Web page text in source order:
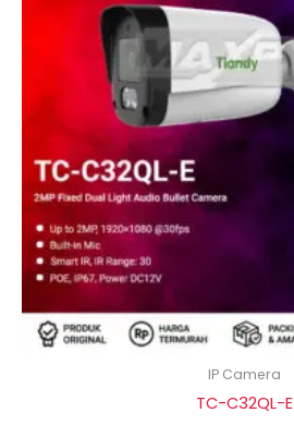
IP Camera
TC-C32QL-E